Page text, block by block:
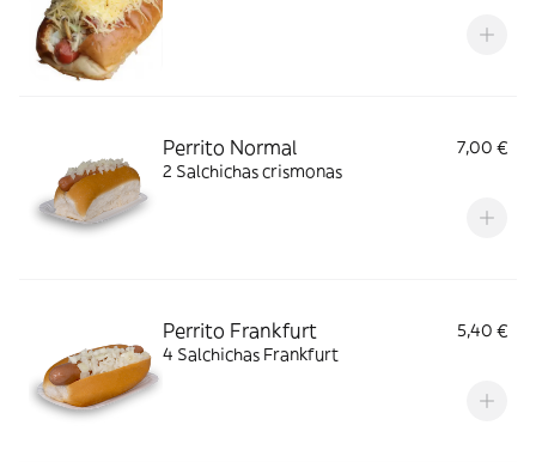
Perrito Normal
7,00 €
2 Salchichas crismonas
Perrito Frankfurt
5,40 €
4 Salchichas Frankfurt